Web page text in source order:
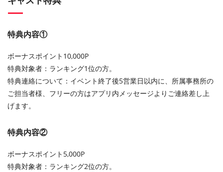
特典内容①
ボーナスポイント10,000P
特典対象者：ランキング1位の方。
特典連絡について：イベント終了後5営業日以内に、所属事務所の
ご担当者様、フリーの方はアプリ内メッセージよりご連絡差し上
げます。
特典内容②
ボーナスポイント5,000P
特典対象者：ランキング2位の方。